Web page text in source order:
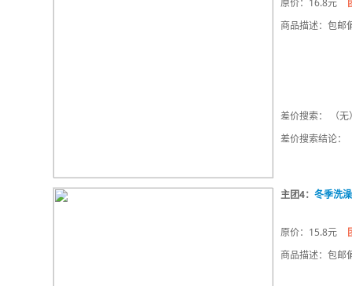
原价：16.8元
商品描述：包邮
差价搜索： （无
差价搜索结论：
主团4： 冬季洗
原价：15.8元
商品描述：包邮